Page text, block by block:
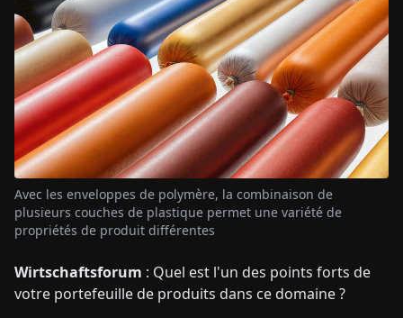
Avec les enveloppes de polymère, la combinaison de
plusieurs couches de plastique permet une variété de
propriétés de produit différentes
Wirtschaftsforum : Quel est l'un des points forts de
votre portefeuille de produits dans ce domaine ?